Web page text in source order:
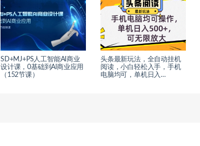
SD+MJ+PS人工智能AI商业
设计课，0基础到Al商业应用
（152节课）
头条最新玩法，全自动挂机
阅读，小白轻松入手，手机
电脑均可，单机日入…